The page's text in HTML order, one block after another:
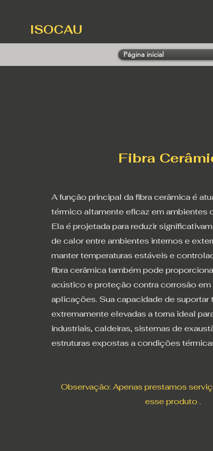
ISOCAU
Página inicial
Fibra
A função principal da fibra cerâmica é
térmico altamente eficaz em ambientes
Ela é projetada para reduzir
de calor entre ambientes internos e
manter temperaturas estáveis e
fibra cerâmica também pode
acústico e proteção contra corrosão em
aplicações. Sua capacidade de suportar
extremamente elevadas a torna ideal
industriais, caldeiras, sistemas de
estruturas expostas a condições
Observação: Apenas prestamos
esse produto .